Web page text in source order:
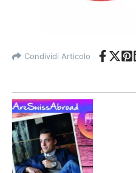
Condividi Articolo